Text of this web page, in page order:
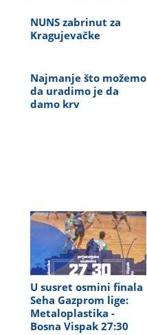
NUNS zabrinut za
Kragujevačke
Najmanje što možemo
da uradimo je da
damo krv
U susret osmini finala
Seha Gazprom lige:
Metaloplastika -
Bosna Vispak 27:30